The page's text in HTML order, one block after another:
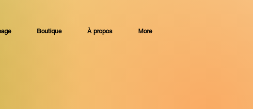
Boutique À propos More